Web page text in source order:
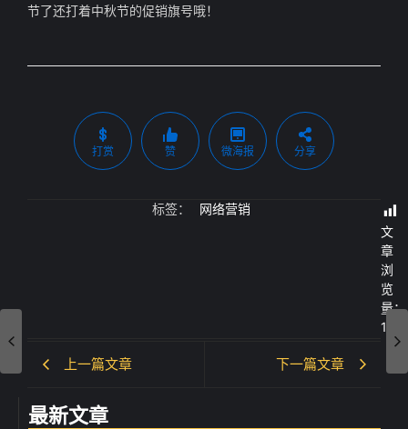
节了还打着中秋节的促销旗号哦！
打赏 赞 微海报 分享
标签： 网络营销
文
章
浏
览
量：
180
上一篇文章 下一篇文章
最新文章